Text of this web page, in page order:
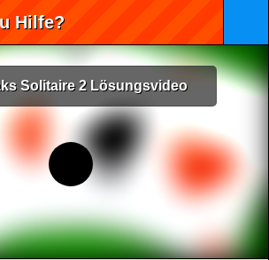
Hilfe?
Solitaire 2 Lösungsvideo